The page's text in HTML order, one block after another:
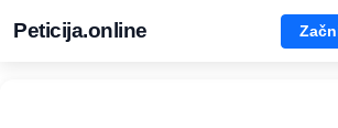
Peticija.online